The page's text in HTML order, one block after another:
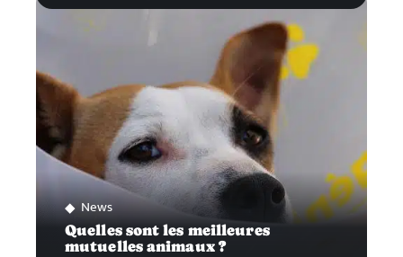
News
Quelles sont les meilleures
mutuelles animaux ?